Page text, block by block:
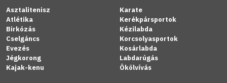
Asztalitenisz
Atlétika
Birkózás
Cselgáncs
Evezés
Jégkorong
Kajak-kenu
Karate
Kerékpársportok
Kézilabda
Korcsolyasportok
Kosárlabda
Labdarúgás
Ökölvívás